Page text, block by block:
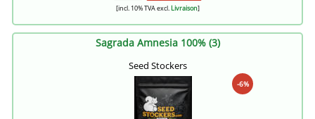
[incl. 10% TVA excl.Livraison]
Sagrada Amnesia 100% (3)
Seed Stockers
-6%